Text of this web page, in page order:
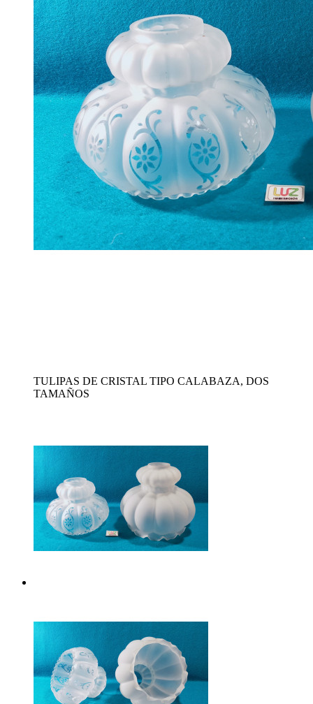
TULIPAS DE CRISTAL TIPO CALABAZA, DOS
TAMAÑOS